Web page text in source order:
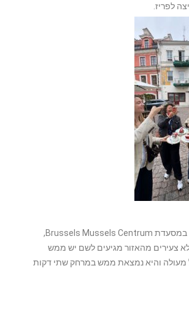
לפריז.
ארוחת ערב אכלנו במסעדת Brussels Mussels Centrum,
צעירים מהאזור מגיעים לשם יש ממש
מעולה והיא נמצאת ממש במרחק שתי דקות